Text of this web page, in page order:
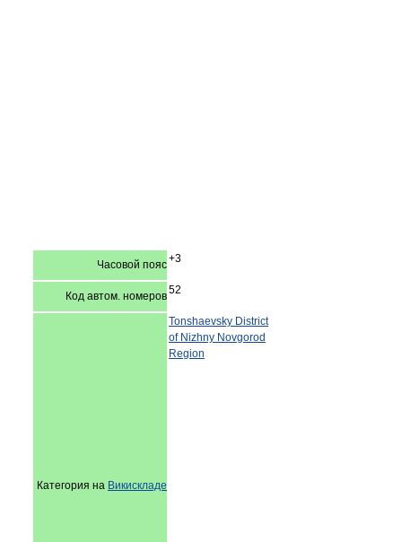
Часовой пояс+3
Код автом. номеров52
Категория на Викискладе
Tonshaevsky District
of Nizhny Novgorod
Region